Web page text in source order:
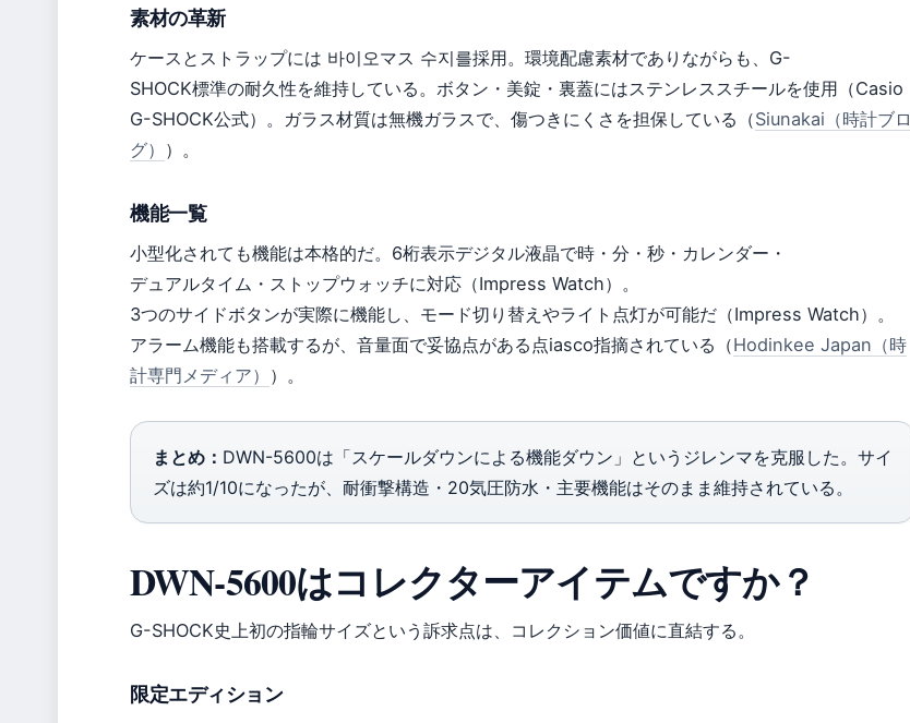
素材の革新
ケースとストラップには 바이오マス 수지를採用。環境配慮素材でありながらも、G-
SHOCK標準の耐久性を維持している。ボタン・美錠・裏蓋にはステンレススチールを使用（Casio
G-SHOCK公式）。ガラス材質は無機ガラスで、傷つきにくさを担保している（Siunakai（時計ブロ
グ） ）。
機能一覧
小型化されても機能は本格的だ。6桁表示デジタル液晶で時・分・秒・カレンダー・
デュアルタイム・ストップウォッチに対応（Impress Watch）。
3つのサイドボタンが実際に機能し、モード切り替えやライト点灯が可能だ（Impress Watch）。
アラーム機能も搭載するが、音量面で妥協点がある点iasco指摘されている（Hodinkee Japan（時
計専門メディア） ）。
まとめ： DWN-5600は「スケールダウンによる機能ダウン」というジレンマを克服した。サイ
ズは約1/10になったが、耐衝撃構造・20気圧防水・主要機能はそのまま維持されている。
DWN-5600はコレクターアイテムですか？
G-SHOCK史上初の指輪サイズという訴求点は、コレクション価値に直結する。
限定エディション